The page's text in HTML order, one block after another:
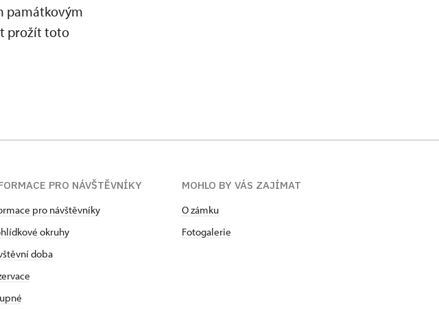
památkovým
prožít toto
PRO NÁVŠTĚVNÍKY
pro návštěvníky
okruhy
doba
MOHLO BY VÁS ZAJÍMAT
O zámku
Fotogalerie